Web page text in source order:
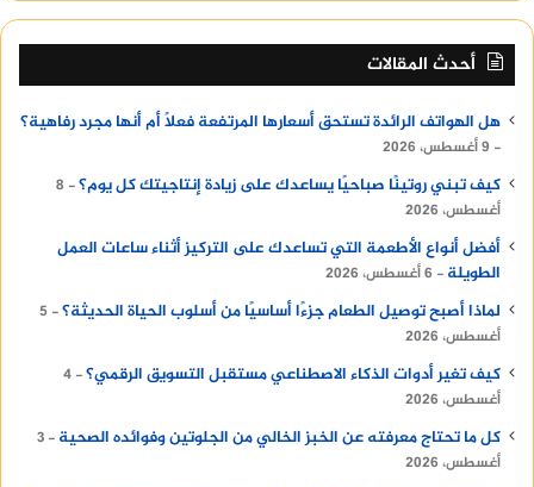
أحدث المقالات
هل الهواتف الرائدة تستحق أسعارها المرتفعة فعلًا أم أنها مجرد رفاهية؟
9 أغسطس، 2026
كيف تبني روتينًا صباحيًا يساعدك على زيادة إنتاجيتك كل يوم؟
8
أغسطس، 2026
أفضل أنواع الأطعمة التي تساعدك على التركيز أثناء ساعات العمل
الطويلة
6 أغسطس، 2026
لماذا أصبح توصيل الطعام جزءًا أساسيًا من أسلوب الحياة الحديثة؟
5
أغسطس، 2026
كيف تغير أدوات الذكاء الاصطناعي مستقبل التسويق الرقمي؟ 4
أغسطس، 2026
كل ما تحتاج معرفته عن الخبز الخالي من الجلوتين وفوائده الصحية
3
أغسطس، 2026